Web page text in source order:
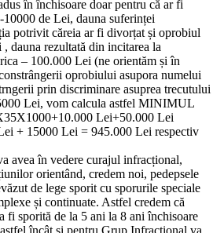
în închisoare doar pentru că ar fi
de Lei, dauna suferinței
potrivit căreia ar fi divorțat și oprobiul
dauna rezultată din incitarea la
– 100.000 Lei (ne orientăm și în
oprobiului asupora numelui
prin discriminare asuprea trecutului
Lei, vom calcula astfel MINIMUL
Lei+50.000 Lei
+ 15000 Lei = 945.000 Lei respectiv
avea în vedere curajul infracțional,
orientând, credem noi, pedepsele
de lege sporit cu sporurile speciale
și continuate. Astfel credem că
fi sporită de la 5 ani la 8 ani închisoare